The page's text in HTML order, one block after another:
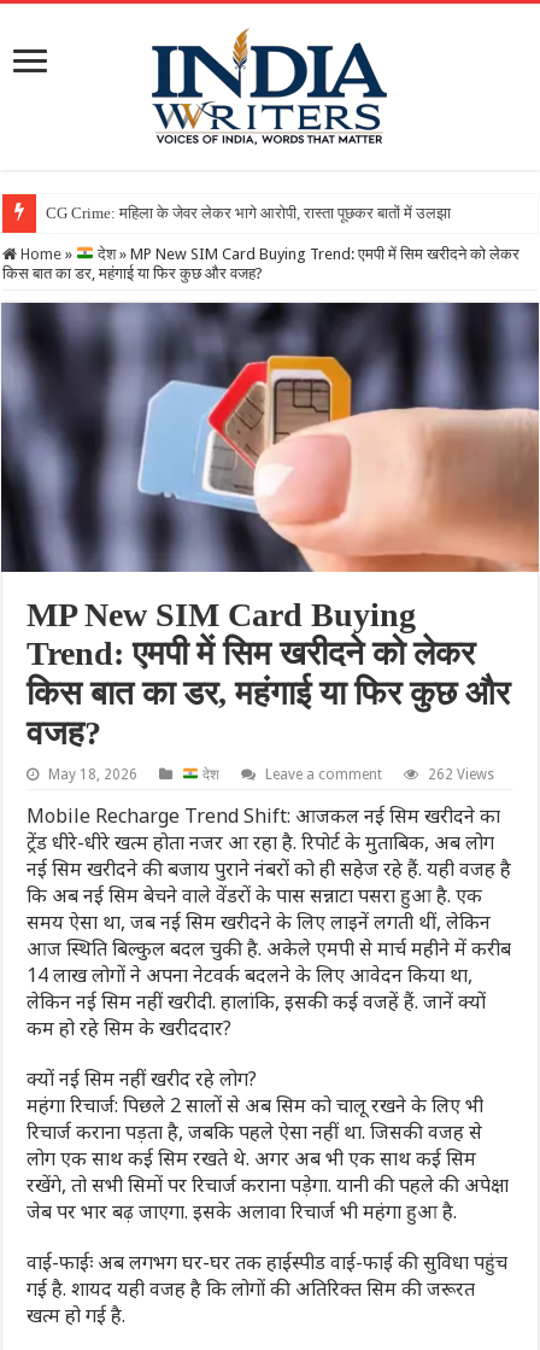
Home » देश » MP New SIM Card Buying Trend: एमपी में सिम खरीदने को लेकर
किस बात का डर, महंगाई या फिर कुछ और वजह?
MP New SIM Card Buying
Trend: एमपी में सिम खरीदने को लेकर
किस बात का डर, महंगाई या फिर कुछ और
वजह?
May 18, 2026 देश Leave a comment 262 Views
Mobile Recharge Trend Shift: आजकल नई सिम खरीदने का
ट्रेंड धीरे-धीरे खत्म होता नजर आ रहा है. रिपोर्ट के मुताबिक, अब लोग
नई सिम खरीदने की बजाय पुराने नंबरों को ही सहेज रहे हैं. यही वजह है
कि अब नई सिम बेचने वाले वेंडरों के पास सन्नाटा पसरा हुआ है. एक
समय ऐसा था, जब नई सिम खरीदने के लिए लाइनें लगती थीं, लेकिन
आज स्थिति बिल्कुल बदल चुकी है. अकेले एमपी से मार्च महीने में करीब
14 लाख लोगों ने अपना नेटवर्क बदलने के लिए आवेदन किया था,
लेकिन नई सिम नहीं खरीदी. हालांकि, इसकी कई वजहें हैं. जानें क्यों
कम हो रहे सिम के खरीददार?
क्यों नई सिम नहीं खरीद रहे लोग?
महंगा रिचार्ज: पिछले 2 सालों से अब सिम को चालू रखने के लिए भी
रिचार्ज कराना पड़ता है, जबकि पहले ऐसा नहीं था. जिसकी वजह से
लोग एक साथ कई सिम रखते थे. अगर अब भी एक साथ कई सिम
रखेंगे, तो सभी सिमों पर रिचार्ज कराना पड़ेगा. यानी की पहले की अपेक्षा
जेब पर भार बढ़ जाएगा. इसके अलावा रिचार्ज भी महंगा हुआ है.
वाई-फाईः अब लगभग घर-घर तक हाईस्पीड वाई-फाई की सुविधा पहुंच
गई है. शायद यही वजह है कि लोगों की अतिरिक्त सिम की जरूरत
खत्म हो गई है.